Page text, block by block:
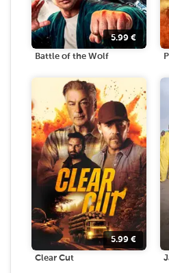
5.99 €
Battle of the Wolf
5.99 €
Clear Cut